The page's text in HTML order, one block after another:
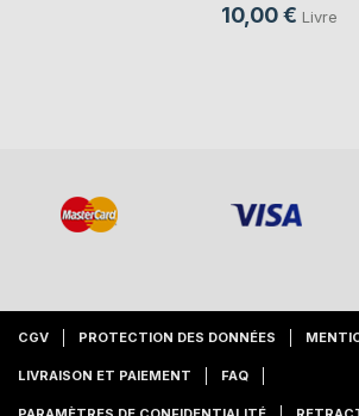
10,00 € Livre
CGV PROTECTION DES DONNÉES
LIVRAISON ET PAIEMENT FAQ